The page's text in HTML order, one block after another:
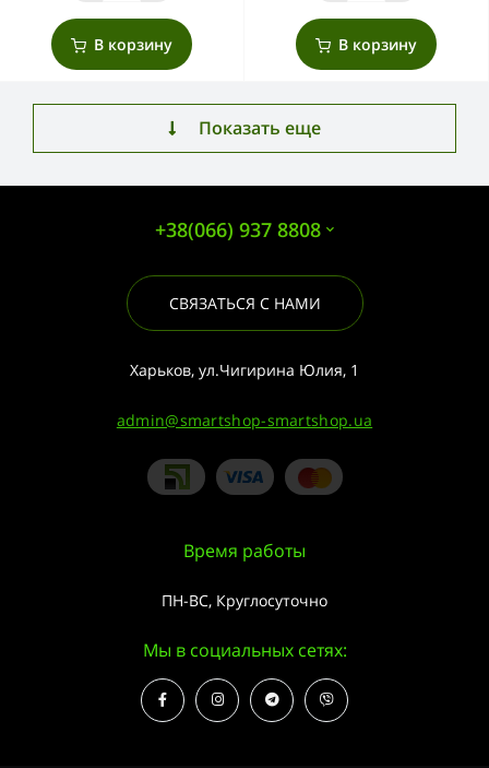
В корзину В корзину
Показать еще
+38(066) 937 8808
СВЯЗАТЬСЯ С НАМИ
Харьков, ул.Чигирина Юлия, 1
admin@smartshop-smartshop.ua
Время работы
ПН-ВС, Круглосуточно
Мы в социальных сетях: